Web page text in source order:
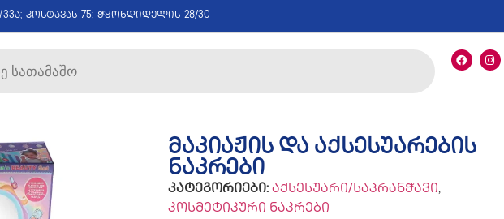
კოსტავას 75; ჭყონდიდელის 28/30
მაკიაჟის და აქსესუარების
ნაკრები
კატეგორიები: აქსესუარი/საპრანჭავი,
კოსმეტიკური ნაკრები